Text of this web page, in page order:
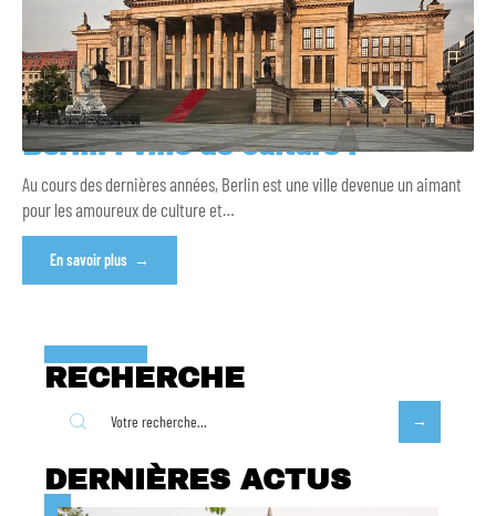
Berlin : ville de culture !
Au cours des dernières années, Berlin est une ville devenue un aimant
pour les amoureux de culture et…
En savoir plus
RECHERCHE
DERNIÈRES ACTUS